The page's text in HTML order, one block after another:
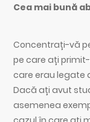
Cea mai bună
Concentrați-vă
pe care ați
care erau legate
Dacă ați avut
asemenea